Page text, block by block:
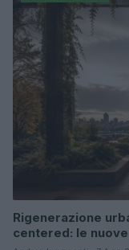
Rigenerazione
centered: le